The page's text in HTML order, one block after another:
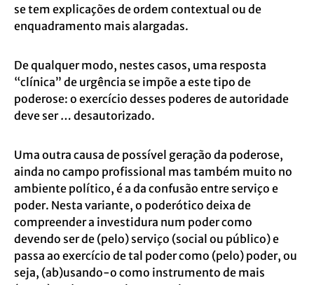
se tem explicações de ordem contextual ou de
enquadramento mais alargadas.
De qualquer modo, nestes casos, uma resposta
“clínica” de urgência se impõe a este tipo de
poderose: o exercício desses poderes de autoridade
deve ser … desautorizado.
Uma outra causa de possível geração da poderose,
ainda no campo profissional mas também muito no
ambiente político, é a da confusão entre serviço e
poder. Nesta variante, o poderótico deixa de
compreender a investidura num poder como
devendo serde (pelo) serviço (social ou público) e
passa ao exercício de tal poder como (pelo) poder, ou
seja, (ab)usando-o como instrumento de mais